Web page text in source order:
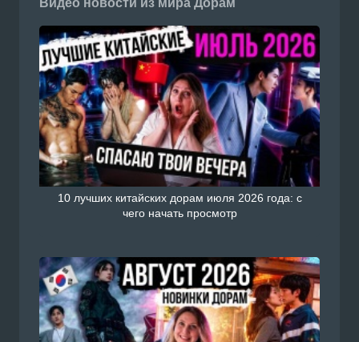
Видео новости из мира Дорам
10 лучших китайских дорам июля 2026 года: с
чего начать просмотр